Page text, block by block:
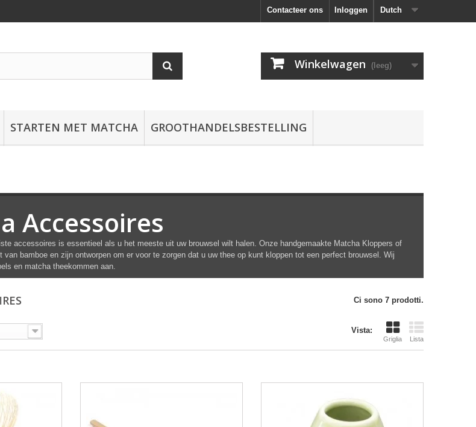
Dutch
Inloggen
Contacteer ons
Winkelwagen (leeg)
STARTEN MET MATCHA GROOTHANDELSBESTELLING
Accessoires
accessoires is essentieel als u het meeste uit uw brouwsel wilt halen. Onze handgemaakte Matcha Kloppers of
van bamboe en zijn ontworpen om er voor te zorgen dat u uw thee op kunt kloppen tot een perfect brouwsel. Wij
en matcha theekommen aan.
Ci sono 7 prodotti.
Vista:
Griglia Lista